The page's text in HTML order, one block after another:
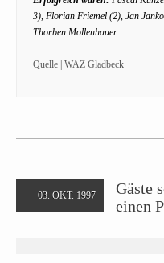
3), Florian Friemel (2), Jan
Thorben Mollenhauer.
Quelle | WAZ Gladbeck
03. OKT. 1997
Gäste
einen